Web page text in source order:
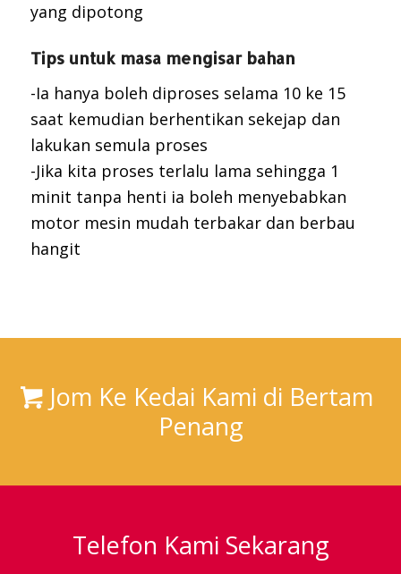
yang dipotong
Tips untuk masa mengisar bahan
-Ia hanya boleh diproses selama 10 ke 15
saat kemudian berhentikan sekejap dan
lakukan semula proses
-Jika kita proses terlalu lama sehingga 1
minit tanpa henti ia boleh menyebabkan
motor mesin mudah terbakar dan berbau
hangit
Jom Ke Kedai Kami di Bertam
Penang
Telefon Kami Sekarang